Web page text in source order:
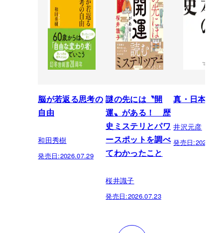
脳が若返る思考の
自由
和田秀樹
発売日:2026.07.29
謎の先には〝開
運〟がある！ 歴
史ミステリとパワ
ースポットを調べ
てわかったこと
桜井識子
発売日:2026.07.23
真・日本の
井沢元彦
発売日: